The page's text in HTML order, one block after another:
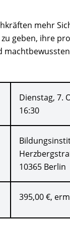
mehr
geben, ihre
Dienstag, 7.
16:30
10365 Berlin
395,00 €,